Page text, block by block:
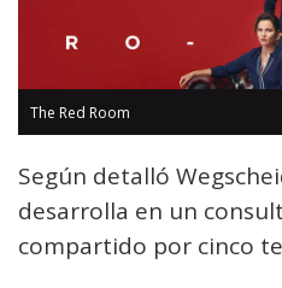
The Red Room
Según detalló
desarrolla en un
compartido por cinco